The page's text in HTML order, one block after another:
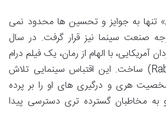
تنها به جوایز و تحسین ها محدود نمی
صنعت سینما نیز قرار گرفت. در سال
آمریکایی، با الهام از رمان، یک فیلم درام
با همین نام (Rabbit, Run) ساخت. این اقتباس سینمایی تلاش
هری و درگیری های او را بر پرده
به مخاطبان گسترده تری دسترسی پیدا